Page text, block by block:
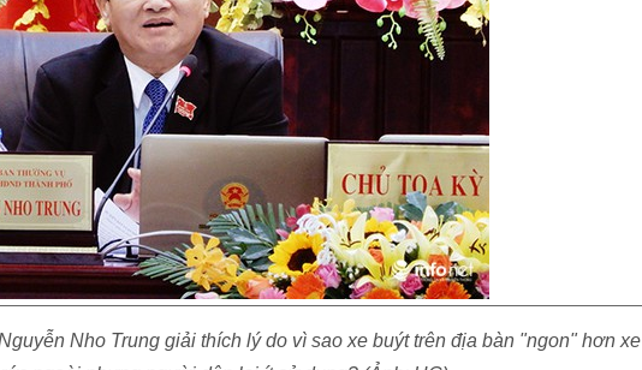
Nho Trung giải thích lý do vì sao xe buýt trên địa bàn "ngon" hơn xe